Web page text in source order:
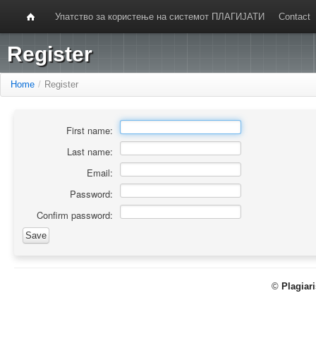
Упатство за користење на системот ПЛАГИЈАТИ Contact
Register
Home / Register
First name:
Last name:
Email:
Password:
Confirm password:
©